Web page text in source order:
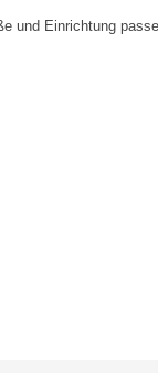
und Einrichtung